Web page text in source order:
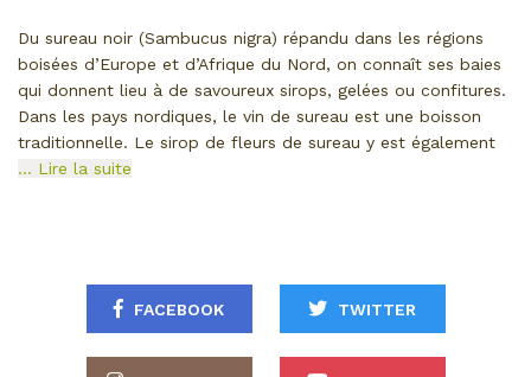
Du sureau noir (Sambucus nigra) répandu dans les régions
boisées d’Europe et d’Afrique du Nord, on connaît ses baies
qui donnent lieu à de savoureux sirops, gelées ou confitures.
Dans les pays nordiques, le vin de sureau est une boisson
traditionnelle. Le sirop de fleurs de sureau y est également
… Lire la suite
FACEBOOK TWITTER